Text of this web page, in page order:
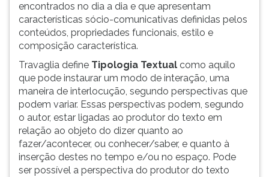
encontrados no dia a dia e que apresentam
características sócio-comunicativas definidas pelos
conteúdos, propriedades funcionais, estilo e
composição característica.
Travaglia define Tipologia Textual como aquilo
que pode instaurar um modo de interação, uma
maneira de interlocução, segundo perspectivas que
podem variar. Essas perspectivas podem, segundo
o autor, estar ligadas ao produtor do texto em
relação ao objeto do dizer quanto ao
fazer/acontecer, ou conhecer/saber, e quanto à
inserção destes no tempo e/ou no espaço. Pode
ser possível a perspectiva do produtor do texto